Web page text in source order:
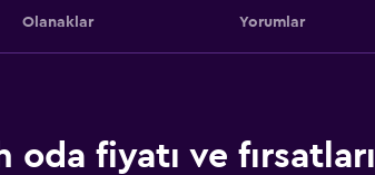
Olanaklar Yorumlar
oda fiyatı ve fırsatları